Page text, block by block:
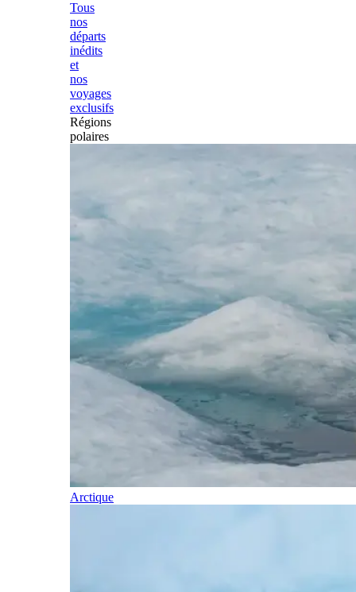
Tous
nos
départs
inédits
et
nos
voyages
exclusifs
Régions
polaires
Arctique